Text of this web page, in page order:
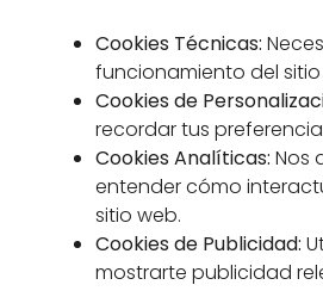
Cookies Técnicas:
funcionamiento del
Cookies de
recordar tus
Cookies Analíticas: Nos
entender cómo
sitio web.
Cookies de Publicidad:
mostrarte publicidad